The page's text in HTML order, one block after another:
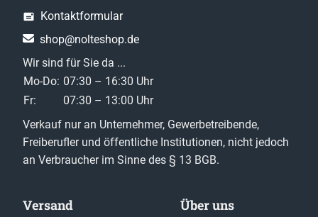
Kontaktformular
shop@nolteshop.de
Wir sind für Sie da ...
Mo-Do: 07:30 – 16:30 Uhr
Fr:
07:30 – 13:00 Uhr
Verkauf nur an Unternehmer, Gewerbetreibende,
Freiberufler und öffentliche Institutionen, nicht jedoch
an Verbraucher im Sinne des § 13 BGB.
Versand Über uns